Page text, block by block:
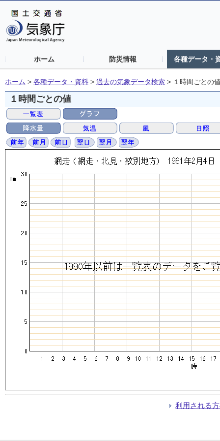
ホーム 防災情報 各種データ・
ホーム > 各種データ・資料 > 過去の気象データ検索 > １時間ごとの
１時間ごとの値
利用される